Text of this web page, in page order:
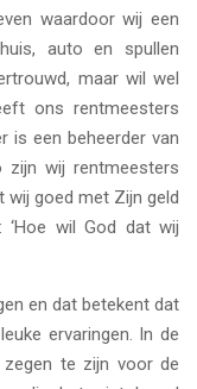
waardoor wij een
auto en spullen
maar wil wel
ons rentmeesters
is een beheerder van
wij rentmeesters
wij goed met Zijn geld
‘Hoe wil God dat wij
en dat betekent dat
ervaringen. In de
te zijn voor de